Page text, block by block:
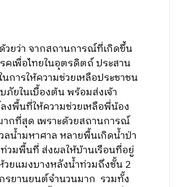
วยว่า จากสถานการณ์ที่เกิดขึ้น
คเพื่อไทยในอุตรดิตถ์ ประสาน
การให้ความช่วยเหลือประชาชน
ยในเบื้องต้น พร้อมส่งเจ้า
งพื้นที่ให้ความช่วยเหลือพี่น้อง
ากที่สุด เพราะด้วยสถานการณ์
ลน้ำมหาศาล หลายพื้นเกิดน้ำป่า
วมพื้นที่ ส่งผลให้บ้านเรือนที่อยู่
ยแมงบางหลังน้ำท่วมถึงชั้น 2
ยานยนต์จำนวนมาก รวมทั้ง